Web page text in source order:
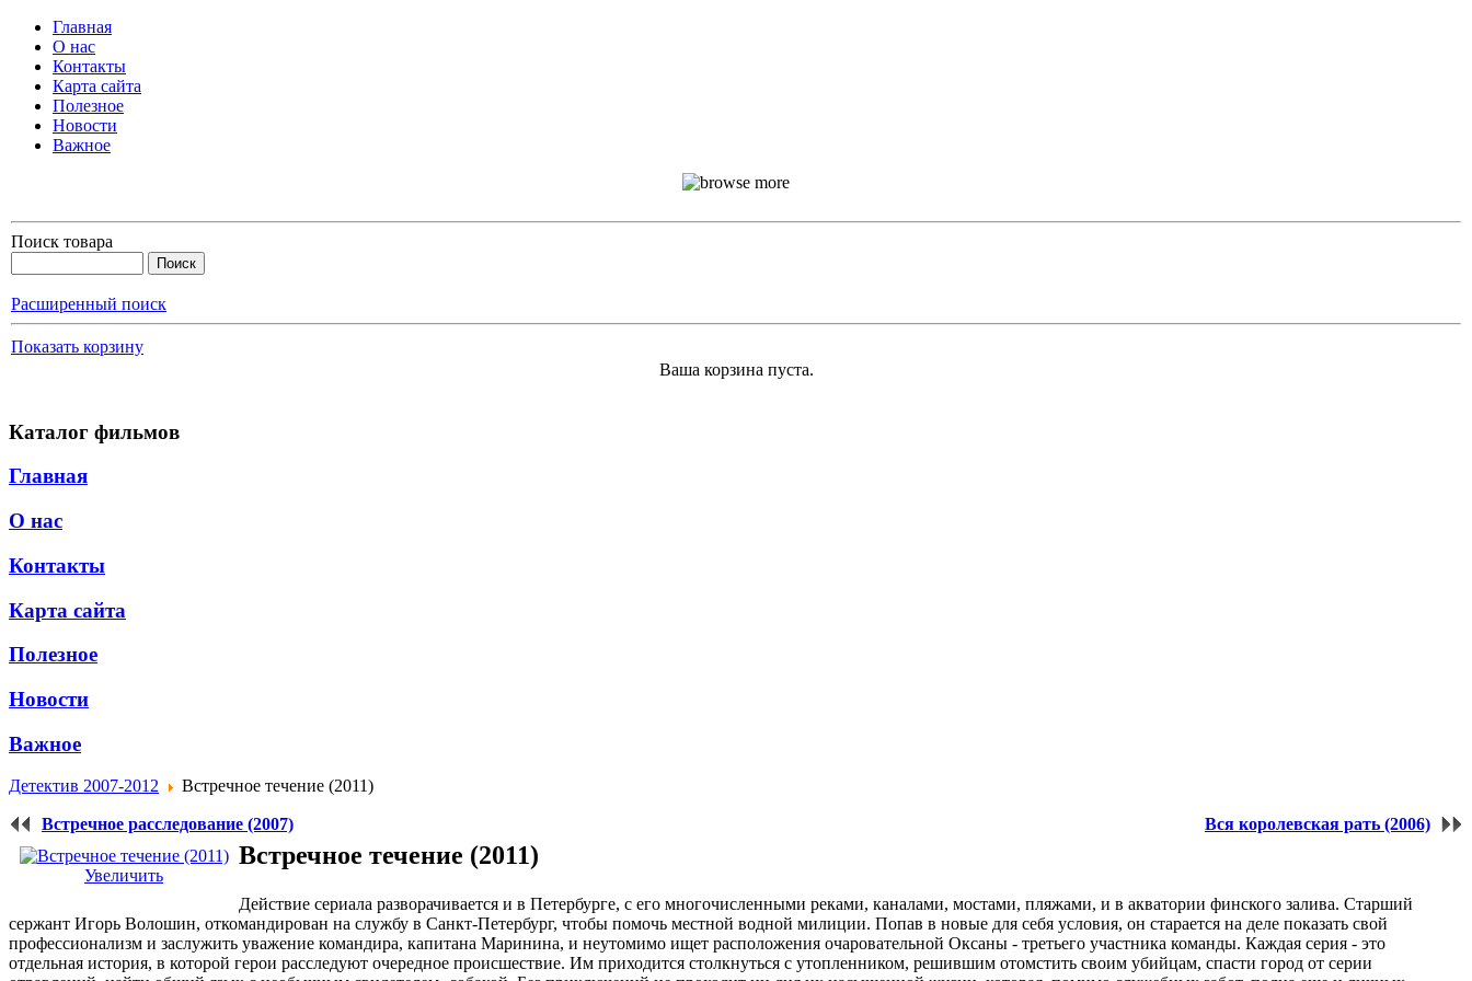
Главная
О нас
Контакты
Карта сайта
Полезное
Новости
Важное
Поиск товара
Расширенный поиск
Показать корзину
Ваша корзина пуста.
Каталог фильмов
Главная
О нас
Контакты
Карта сайта
Полезное
Новости
Важное
Детектив 2007-2012 Встречное течение (2011)
Встречное расследование (2007) Вся королевская рать (2006)
Увеличить
Встречное течение (2011)
Действие сериала разворачивается и в Петербурге, с его многочисленными реками, каналами, мостами, пляжами, и в акватории финского залива. Старший
сержант Игорь Волошин, откомандирован на службу в Санкт-Петербург, чтобы помочь местной водной милиции. Попав в новые для себя условия, он старается на деле показать свой
профессионализм и заслужить уважение командира, капитана Маринина, и неутомимо ищет расположения очаровательной Оксаны - третьего участника команды. Каждая серия - это
отдельная история, в которой герои расследуют очередное происшествие. Им приходится столкнуться с утопленником, решившим отомстить своим убийцам, спасти город от серии